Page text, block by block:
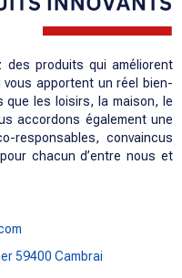
des produits qui améliorent
apportent un réel bien-
que les loisirs, la maison, le
accordons également une
responsables, convaincus
chacun d’entre nous et
59400 Cambrai